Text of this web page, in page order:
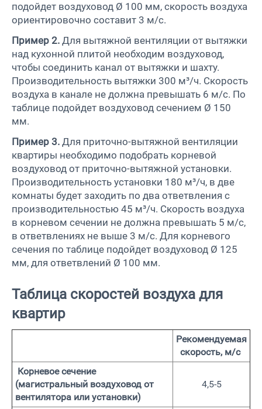
подойдет воздуховод Ø 100 мм, скорость воздуха
ориентировочно составит 3 м/с.
Пример 2. Для вытяжной вентиляции от вытяжки
над кухонной плитой необходим воздуховод,
чтобы соединить канал от вытяжки и шахту.
Производительность вытяжки 300 м³/ч. Скорость
воздуха в канале не должна превышать 6 м/с. По
таблице подойдет воздуховод сечением Ø 150
мм.
Пример 3. Для приточно-вытяжной вентиляции
квартиры необходимо подобрать корневой
воздуховод от приточно-вытяжной установки.
Производительность установки 180 м³/ч, в две
комнаты будет заходить по два ответвления с
производительностью 45 м³/ч. Скорость воздуха
в корневом сечении не должна превышать 5 м/с,
в ответвлениях не выше 3 м/с. Для корневого
сечения по таблице подойдет воздуховод Ø 125
мм, для ответвлений Ø 100 мм.
Таблица скоростей воздуха для
квартир
Рекомендуемая
скорость, м/с
Корневое сечение
(магистральный воздуховод от
вентилятора или установки)
4,5-5